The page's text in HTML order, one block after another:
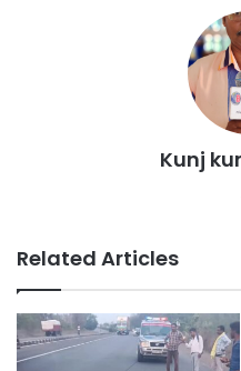
Kunj
Related Articles